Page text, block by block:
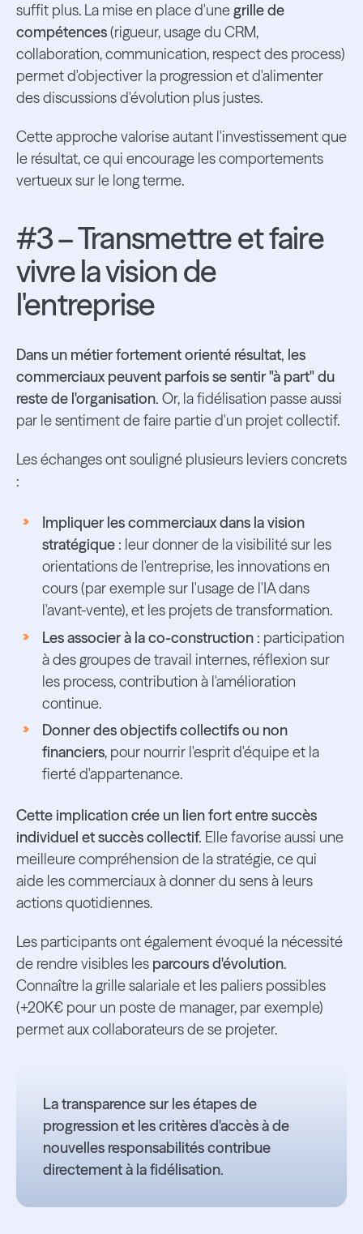
suffit plus. La mise en place d'unegrille de
compétences(rigueur, usage du CRM,
collaboration, communication, respect des process)
permet d'objectiver la progression et d'alimenter
des discussions d'évolution plus justes.
Cette approche valorise autant l'investissement que
le résultat, ce qui encourage les comportements
vertueux sur le long terme.
#3 – Transmettre et faire
vivre la vision de
l'entreprise
Dans un métier fortement orienté résultat, les
commerciaux peuvent parfois se sentir "à part" du
reste de l'organisation. Or, la fidélisation passe aussi
par le sentiment de faire partie d'un projet collectif.
Les échanges ont souligné plusieurs leviers concrets
:
Impliquer les commerciaux dans la vision
stratégique: leur donner de la visibilité sur les
orientations de l'entreprise, les innovations en
cours (par exemple sur l'usage de l'IA dans
l'avant-vente), et les projets de transformation.
Les associer à la co-construction : participation
à des groupes de travail internes, réflexion sur
les process, contribution à l'amélioration
continue.
Donner des objectifs collectifs ou non
financiers, pour nourrir l'esprit d'équipe et la
fierté d'appartenance.
Cette implication crée un lien fort entre succès
individuel et succès collectif. Elle favorise aussi une
meilleure compréhension de la stratégie, ce qui
aide les commerciaux à donner du sens à leurs
actions quotidiennes.
Les participants ont également évoqué la nécessité
de rendre visibles les parcours d'évolution.
Connaître la grille salariale et les paliers possibles
(+20K€ pour un poste de manager, par exemple)
permet aux collaborateurs de se projeter.
La transparence sur les étapes de
progression et les critères d'accès à de
nouvelles responsabilités contribue
directement à la fidélisation.